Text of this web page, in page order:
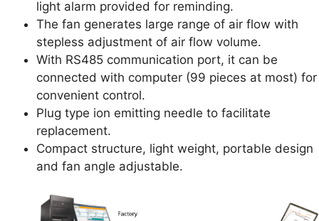
light alarm provided for reminding.
The fan generates large range of air flow with
stepless adjustment of air flow volume.
With RS485 communication port, it can be
connected with computer (99 pieces at most) for
convenient control.
Plug type ion emitting needle to facilitate
replacement.
Compact structure, light weight, portable design
and fan angle adjustable.